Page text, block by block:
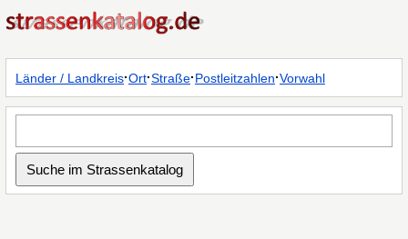
Länder / Landkreis·Ort·Straße·Postleitzahlen·Vorwahl